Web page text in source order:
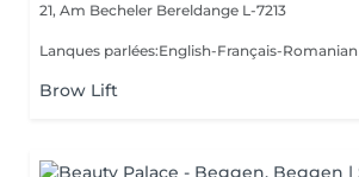
21, Am Becheler Bereldange L-7213
Lanques parlées:English-Français-Romanian
Brow Lift